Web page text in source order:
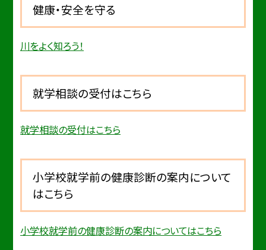
健康・安全を守る
川をよく知ろう！
就学相談の受付はこちら
就学相談の受付はこちら
小学校就学前の健康診断の案内について
はこちら
小学校就学前の健康診断の案内についてはこちら